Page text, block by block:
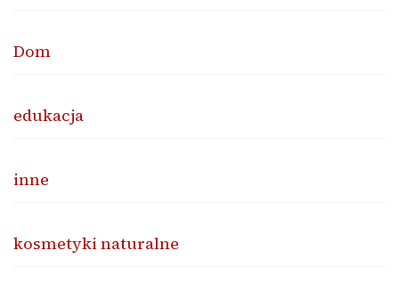
Dom
edukacja
inne
kosmetyki naturalne